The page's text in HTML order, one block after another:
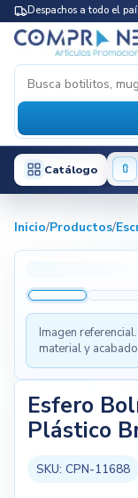
Despachos a todo el
Catálogo
Inicio/Productos/
Imagen
material y
Esfero
Plástico
SKU: CPN-11688